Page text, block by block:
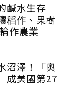
鹹水生存
稻作、果樹
作農業
沼澤！「奧
成美國第27